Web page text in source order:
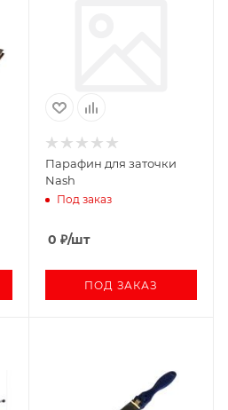
Парафин для заточки
Nash
Под заказ
0 ₽/шт
ПОД ЗАКАЗ